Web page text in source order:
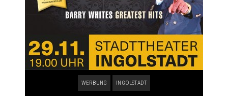
WERBUNG INGOLSTADT